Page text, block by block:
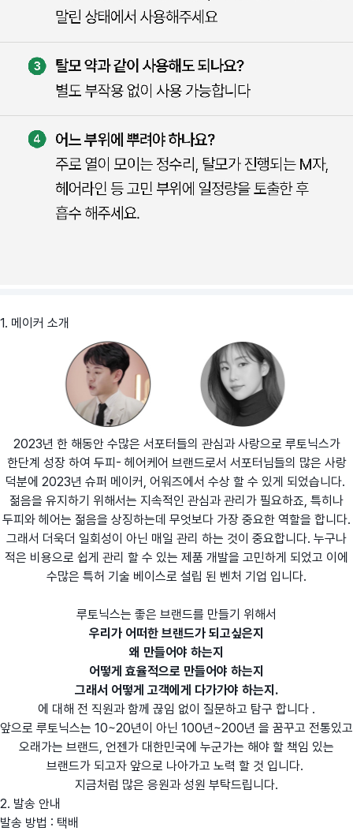
1. 메이커 소개
2023년 한 해동안 수많은 서포터들의 관심과 사랑으로 루토닉스가
한단계 성장 하여 두피- 헤어케어 브랜드로서 서포터님들의 많은 사랑
덕분에 2023년 슈퍼 메이커, 어워즈에서 수상 할 수 있게 되었습니다.
젊음을 유지하기 위해서는 지속적인 관심과 관리가 필요하죠, 특히나
두피와 헤어는 젊음을 상징하는데 무엇보다 가장 중요한 역할을 합니다.
그래서 더욱더 일회성이 아닌 매일 관리 하는 것이 중요합니다. 누구나
적은 비용으로 쉽게 관리 할 수 있는 제품 개발을 고민하게 되었고 이에
수많은 특허 기술 베이스로 설립 된 벤처 기업 입니다.
루토닉스는 좋은 브랜드를 만들기 위해서
우리가 어떠한 브랜드가 되고싶은지
왜 만들어야 하는지
어떻게 효율적으로 만들어야 하는지
그래서 어떻게 고객에게 다가가야 하는지.
에 대해 전 직원과 함께 끊임 없이 질문하고 탐구 합니다 .
앞으로 루토닉스는 10~20년이 아닌 100년~200년 을 꿈꾸고 전통있고
오래가는 브랜드, 언젠가 대한민국에 누군가는 해야 할 책임 있는
브랜드가 되고자 앞으로 나아가고 노력 할 것 입니다.
지금처럼 많은 응원과 성원 부탁드립니다.
2. 발송 안내
발송 방법 : 택배